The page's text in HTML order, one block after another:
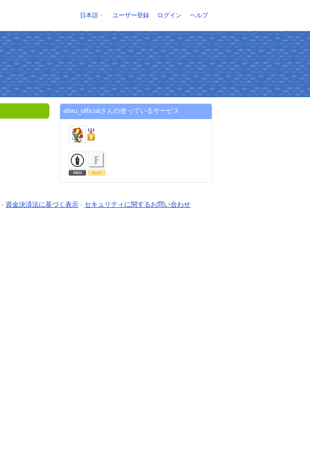
日本語 ユーザー登録 ログイン ヘルプ
ahiru_officialさんの使っているサービス
- 資金決済法に基づく表示 - セキュリティに関するお問い合わせ